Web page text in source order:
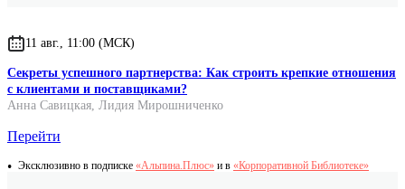
11 авг., 11:00 (МСК)
Секреты успешного партнерства: Как строить крепкие отношения
с клиентами и поставщиками?
Анна Савицкая, Лидия Мирошниченко
Перейти
Эксклюзивно в подписке «Альпина.Плюс» и в «Корпоративной Библиотеке»